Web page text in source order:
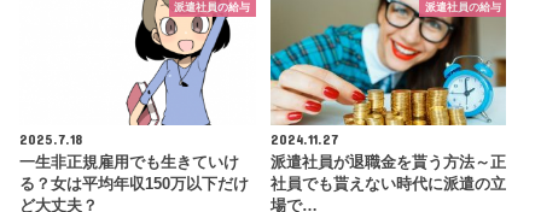
派遣社員の給与
2025.7.18
一生非正規雇用でも生きていけ
る？女は平均年収150万以下だけ
ど大丈夫？
派遣社員の給与
2024.11.27
派遣社員が退職金を貰う方法～正
社員でも貰えない時代に派遣の立
場で…